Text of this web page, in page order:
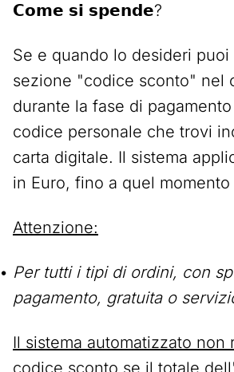
𝗖𝗼𝗺𝗲 𝘀𝗶 𝘀𝗽𝗲𝗻𝗱𝗲?
Se e quando lo desideri
sezione "codice sconto" nel
durante la fase di
codice personale che trovi
carta digitale. Il sistema
in Euro, fino a quel
Attenzione:
Per tutti i tipi di ordini, con
pagamento, gratuita o
Il sistema automatizzato non
codice sconto se il totale